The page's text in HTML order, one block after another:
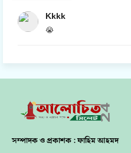
Kkkk
😭
সম্পাদক ও প্রকাশক : ফাহিম আহমদ